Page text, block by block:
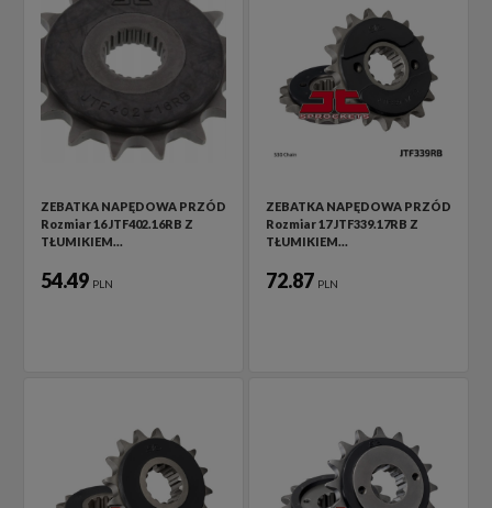
ZEBATKA NAPĘDOWA PRZÓD
Rozmiar 16 JTF402.16RB Z
TŁUMIKIEM…
54.49 PLN
ZEBATKA NAPĘDOWA PRZÓD
Rozmiar 17 JTF339.17RB Z
TŁUMIKIEM…
72.87 PLN